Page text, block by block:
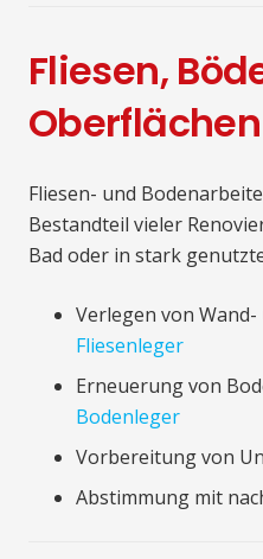
Fliesen,
Oberflächen
Fliesen- und
Bestandteil vieler
Bad oder in stark
Verlegen von
Fliesenleger
Erneuerung von
Bodenleger
Vorbereitung von
Abstimmung mit